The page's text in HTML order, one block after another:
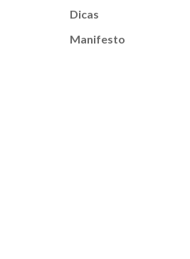
Dicas
Manifesto